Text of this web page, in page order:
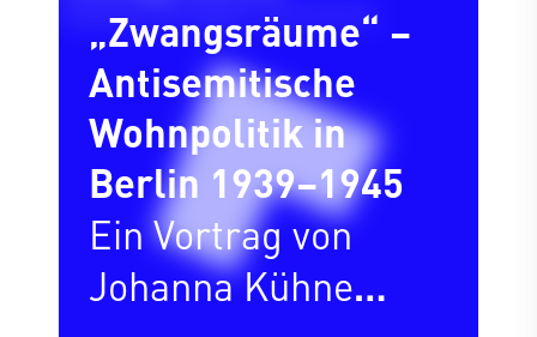
„Zwangsräume“ –
Antisemitische
Wohnpolitik in
Berlin 1939–1945
Ein Vortrag von
Johanna Kühne